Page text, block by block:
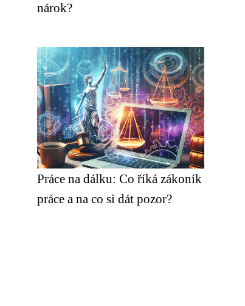
nárok?
Práce na dálku: Co říká zákoník
práce a na co si dát pozor?